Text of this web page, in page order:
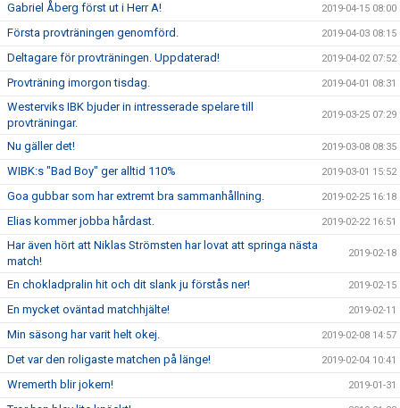
Gabriel Åberg först ut i Herr A! 2019-04-15 08:00
Första provträningen genomförd. 2019-04-03 08:15
Deltagare för provträningen. Uppdaterad! 2019-04-02 07:52
Provträning imorgon tisdag. 2019-04-01 08:31
Westerviks IBK bjuder in intresserade spelare till
provträningar.
2019-03-25 07:29
Nu gäller det! 2019-03-08 08:35
WIBK:s "Bad Boy" ger alltid 110% 2019-03-01 15:52
Goa gubbar som har extremt bra sammanhållning. 2019-02-25 16:18
Elias kommer jobba hårdast. 2019-02-22 16:51
Har även hört att Niklas Strömsten har lovat att springa nästa
match!
2019-02-18
En chokladpralin hit och dit slank ju förstås ner! 2019-02-15
En mycket oväntad matchhjälte! 2019-02-11
Min säsong har varit helt okej. 2019-02-08 14:57
Det var den roligaste matchen på länge! 2019-02-04 10:41
Wremerth blir jokern! 2019-01-31